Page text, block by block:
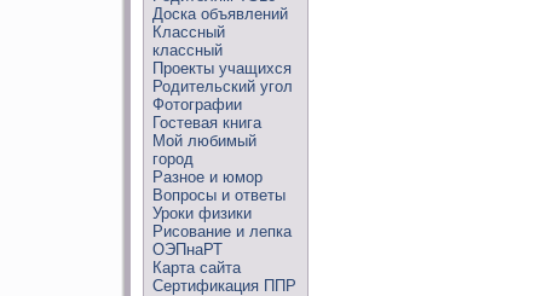
Доска объявлений
Классный
классный
Проекты учащихся
Родительский угол
Фотографии
Гостевая книга
Мой любимый
город
Разное и юмор
Вопросы и ответы
Уроки физики
Рисование и лепка
ОЭПнаРТ
Карта сайта
Сертификация ППР